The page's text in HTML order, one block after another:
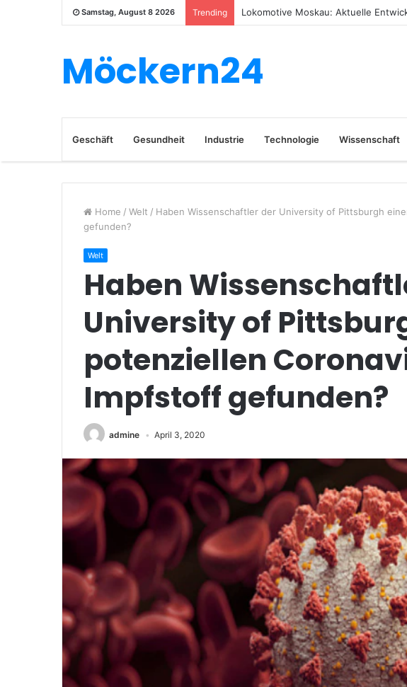
Samstag, August 8 2026 Trending Lokomotive Moskau: Aktuelle
Möckern24
Geschäft Gesundheit Industrie Technologie Wissenschaft
Home / Welt / Haben Wissenschaftler der University of Pittsburgh
gefunden?
Welt
Haben
University of
potenziellen
Impfstoff gefunden?
admine April 3, 2020